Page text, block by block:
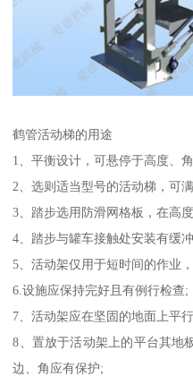
鹤管活动梯的用途
1、平衡设计，可悬停于高度、
2、选则适当型号的活动梯，可
3、踏步选用防滑网格板，在高
4、踏步与罐车接触处安装有缓冲
5、活动架仅用于短时间的作业
6.设施应保持完好且有例行检查;
7、活动架应在坚固的地面上平
8、置放于活动架上的平台其地
边、角应有保护;